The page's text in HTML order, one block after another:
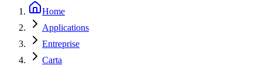
Home
Applications
Entreprise
Carta